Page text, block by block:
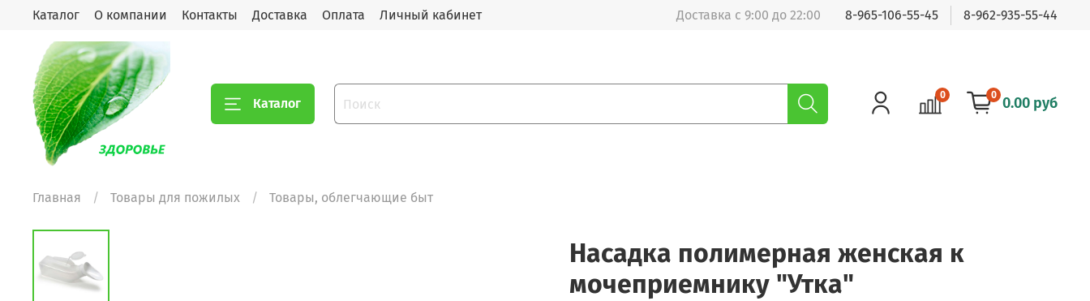
Каталог О компании Контакты Доставка Оплата Личный кабинет Доставка с 9:00 до 22:00 8-965-106-55-45 8-962-935-55-44
Каталог
0 0 0.00 руб
Главная Товары для пожилых Товары, облегчающие быт
Насадка полимерная женская к
мочеприемнику "Утка"